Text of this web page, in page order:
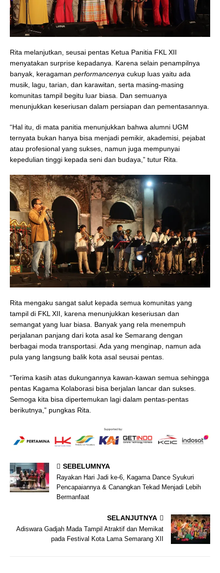
Rita melanjutkan, seusai pentas Ketua Panitia FKL XII
menyatakan surprise kepadanya. Karena selain penampilnya
banyak, keragaman performancenya cukup luas yaitu ada
musik, lagu, tarian, dan karawitan, serta masing-masing
komunitas tampil begitu luar biasa. Dan semuanya
menunjukkan keseriusan dalam persiapan dan pementasannya.
“Hal itu, di mata panitia menunjukkan bahwa alumni UGM
ternyata bukan hanya bisa menjadi pemikir, akademisi, pejabat
atau profesional yang sukses, namun juga mempunyai
kepedulian tinggi kepada seni dan budaya,” tutur Rita.
Rita mengaku sangat salut kepada semua komunitas yang
tampil di FKL XII, karena menunjukkan keseriusan dan
semangat yang luar biasa. Banyak yang rela menempuh
perjalanan panjang dari kota asal ke Semarang dengan
berbagai moda transportasi. Ada yang menginap, namun ada
pula yang langsung balik kota asal seusai pentas.
“Terima kasih atas dukungannya kawan-kawan semua sehingga
pentas Kagama Kolaborasi bisa berjalan lancar dan sukses.
Semoga kita bisa dipertemukan lagi dalam pentas-pentas
berikutnya,” pungkas Rita.
SEBELUMNYA
Rayakan Hari Jadi ke-6, Kagama Dance Syukuri
Pencapaiannya & Canangkan Tekad Menjadi Lebih
Bermanfaat
SELANJUTNYA
Adiswara Gadjah Mada Tampil Atraktif dan Memikat
pada Festival Kota Lama Semarang XII